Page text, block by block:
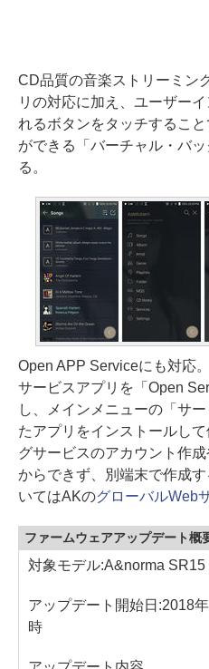
CD品質の音楽ストリーミン
リの対応に加え、ユーザー
れるボタンをタッチするこ
ができる「バーチャル・バ
る。
Open APP Serviceにも対応
サービスアプリを「Open
し、メインメニューの「サ
たアプリをインストールし
グサービスのアカウント作
からできず、別端末で作成
いてはAKのグローバルWeb
ファームウェアアップデート概
対象モデル:A&norma SR15
アップデート開始日:2018
時